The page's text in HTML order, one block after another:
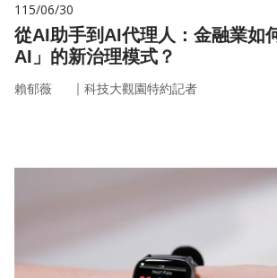
115/06/30
從AI助手到AI代理人：金融業如
AI」的新治理模式？
賴郁薇 ｜ 科技大觀園特約記者